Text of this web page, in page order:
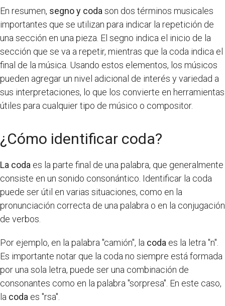
En resumen, segno y coda son dos términos musicales
importantes que se utilizan para indicar la repetición de
una sección en una pieza. El segno indica el inicio de la
sección que se va a repetir, mientras que la coda indica el
final de la música. Usando estos elementos, los músicos
pueden agregar un nivel adicional de interés y variedad a
sus interpretaciones, lo que los convierte en herramientas
útiles para cualquier tipo de músico o compositor.
¿Cómo identificar coda?
La coda es la parte final de una palabra, que generalmente
consiste en un sonido consonántico. Identificar la coda
puede ser útil en varias situaciones, como en la
pronunciación correcta de una palabra o en la conjugación
de verbos.
Por ejemplo, en la palabra "camión", la coda es la letra "n".
Es importante notar que la coda no siempre está formada
por una sola letra, puede ser una combinación de
consonantes como en la palabra "sorpresa". En este caso,
la coda es "rsa".